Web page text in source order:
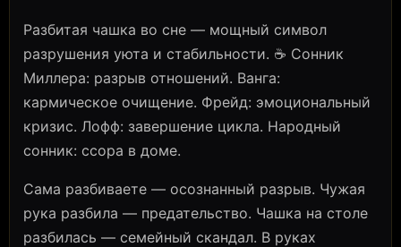
Разбитая чашка во сне — мощный символ
разрушения уюта и стабильности. ☕ Сонник
Миллера: разрыв отношений. Ванга:
кармическое очищение. Фрейд: эмоциональный
кризис. Лофф: завершение цикла. Народный
сонник: ссора в доме.
Сама разбиваете — осознанный разрыв. Чужая
рука разбила — предательство. Чашка на столе
разбилась — семейный скандал. В руках